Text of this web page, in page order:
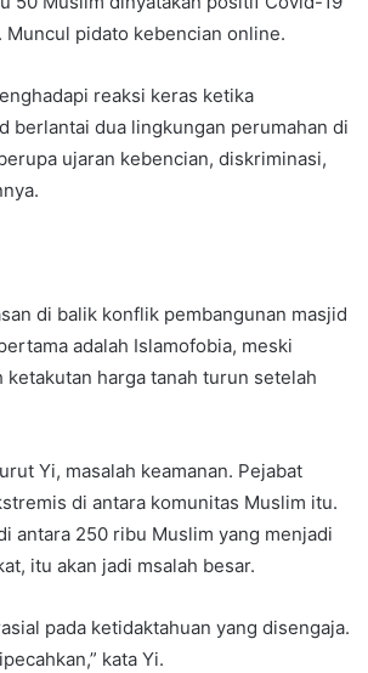
Muncul pidato kebencian online.
reaksi keras ketika
berlantai dua lingkungan perumahan di
ujaran kebencian, diskriminasi,
di balik konflik pembangunan masjid
adalah Islamofobia, meski
ketakutan harga tanah turun setelah
Yi, masalah keamanan. Pejabat
di antara komunitas Muslim itu.
antara 250 ribu Muslim yang menjadi
itu akan jadi msalah besar.
pada ketidaktahuan yang disengaja.
kata Yi.